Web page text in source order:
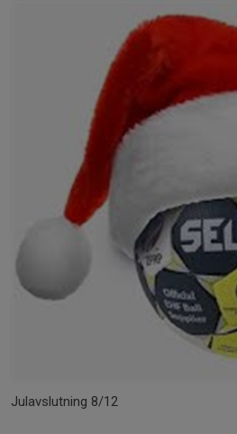
Julavslutning 8/12